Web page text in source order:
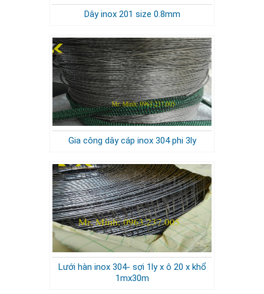
Dây inox 201 size 0.8mm
Gia công dây cáp inox 304 phi 3ly
Lưới hàn inox 304- sợi 1ly x ô 20 x khổ
1mx30m